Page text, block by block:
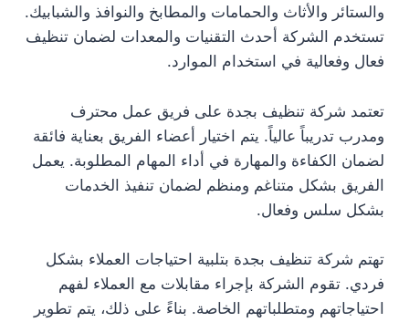
والستائر والأثاث والحمامات والمطابخ والنوافذ والشبابيك.
تستخدم الشركة أحدث التقنيات والمعدات لضمان تنظيف
فعال وفعالية في استخدام الموارد.
تعتمد شركة تنظيف بجدة على فريق عمل محترف
ومدرب تدريباً عالياً. يتم اختيار أعضاء الفريق بعناية فائقة
لضمان الكفاءة والمهارة في أداء المهام المطلوبة. يعمل
الفريق بشكل متناغم ومنظم لضمان تنفيذ الخدمات
بشكل سلس وفعال.
تهتم شركة تنظيف بجدة بتلبية احتياجات العملاء بشكل
فردي. تقوم الشركة بإجراء مقابلات مع العملاء لفهم
احتياجاتهم ومتطلباتهم الخاصة. بناءً على ذلك، يتم تطوير